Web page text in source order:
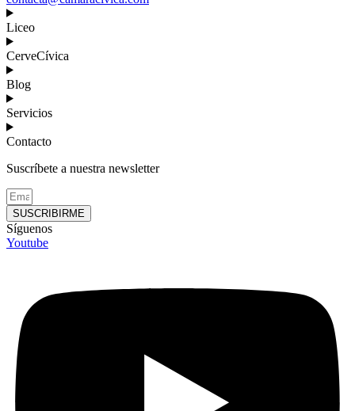
Liceo
CerveCívica
Blog
Servicios
Contacto
Suscríbete a nuestra newsletter
SUSCRIBIRME
Síguenos
Youtube